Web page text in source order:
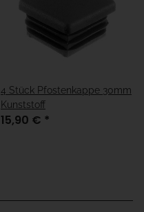
4 Stück Pfostenkappe 30mm
Kunststoff
15,90 € *